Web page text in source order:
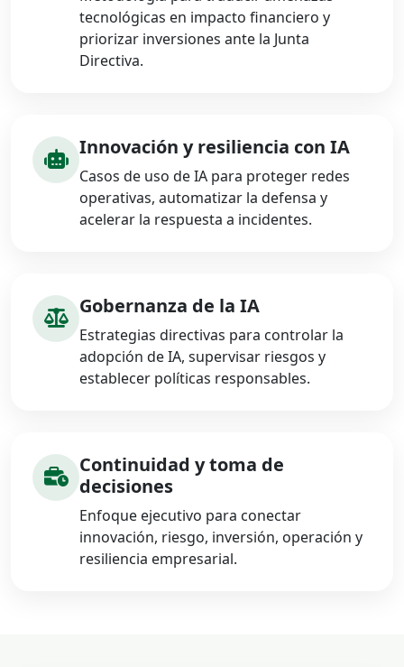
tecnológicas en impacto financiero y
priorizar inversiones ante la Junta
Directiva.
Innovación y resiliencia con IA
Casos de uso de IA para proteger redes
operativas, automatizar la defensa y
acelerar la respuesta a incidentes.
Gobernanza de la IA
Estrategias directivas para controlar la
adopción de IA, supervisar riesgos y
establecer políticas responsables.
Continuidad y toma de
decisiones
Enfoque ejecutivo para conectar
innovación, riesgo, inversión, operación y
resiliencia empresarial.